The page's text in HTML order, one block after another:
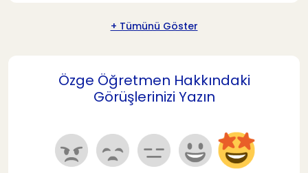
+ Tümünü Göster
Özge Öğretmen Hakkındaki
Görüşlerinizi Yazın